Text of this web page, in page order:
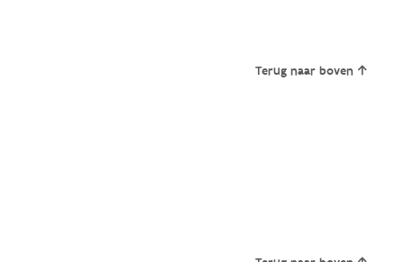
Terug naar boven